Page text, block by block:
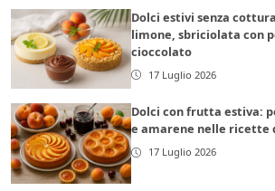
Dolci estivi senza
limone, sbriciolata con
cioccolato
17 Luglio 2026
Dolci con frutta estiva:
e amarene nelle ricette
17 Luglio 2026